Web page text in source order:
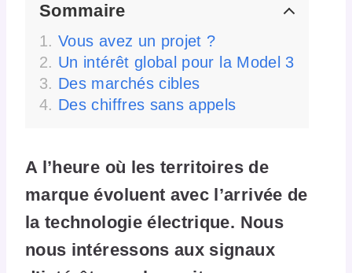
Sommaire
Vous avez un projet ?
Un intérêt global pour la Model 3
Des marchés cibles
Des chiffres sans appels
A l’heure où les territoires de
marque évoluent avec l’arrivée de
la technologie électrique. Nous
nous intéressons aux signaux